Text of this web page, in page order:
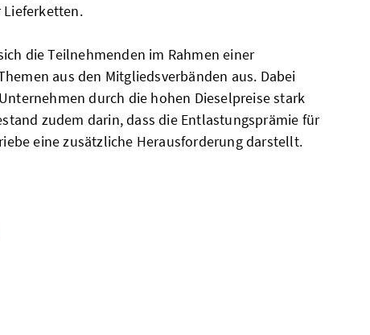
die Teilnehmenden im Rahmen einer
aus den Mitgliedsverbänden aus. Dabei
durch die hohen Dieselpreise stark
zudem darin, dass die Entlastungsprämie für
eine zusätzliche Herausforderung darstellt.